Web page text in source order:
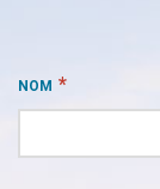
NOM *